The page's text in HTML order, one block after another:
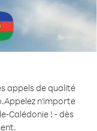
appels de qualité
Appelez n'importe
Calédonie ! - dès